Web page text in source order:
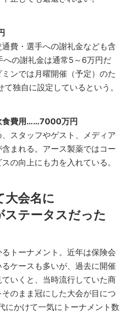
費・選手への謝礼金なども含
への謝礼金は通常5～6万円だ
ンでは月曜開催（予定）のた
独自に設定しているという。
食費用……7000万円
スタッフやゲスト、メディア
まれる。アース製薬ではコー
の向上にも力を入れている。
大会名に
テータスだった
トーナメント。近年は保険会
ケースも多いが、過去に開催
いくと、当時流行していた商
のまま冠にした大会が目につ
にかけて一気にトーナメント数